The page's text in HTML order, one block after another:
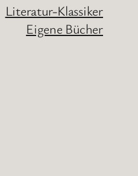
Literatur-Klassiker
Eigene Bücher